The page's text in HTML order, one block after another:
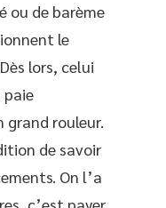
ou de barème
le
lors, celui
paie
grand rouleur.
de savoir
On l’a